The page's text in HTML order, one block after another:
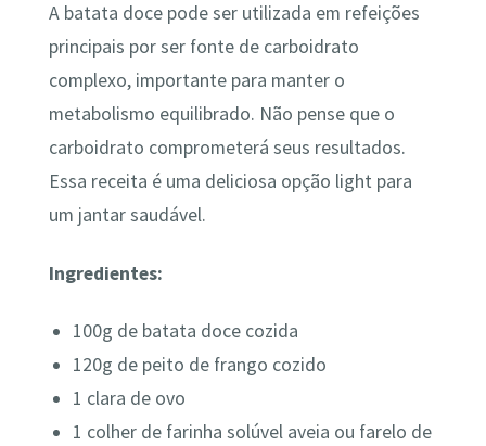
A batata doce pode ser utilizada em refeições
principais por ser fonte de carboidrato
complexo, importante para manter o
metabolismo equilibrado. Não pense que o
carboidrato comprometerá seus resultados.
Essa receita é uma deliciosa opção light para
um jantar saudável.
Ingredientes:
100g de batata doce cozida
120g de peito de frango cozido
1 clara de ovo
1 colher de farinha solúvel aveia ou farelo de